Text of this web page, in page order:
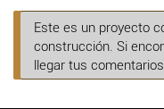
Este es un proyecto
construcción. Si
llegar tus comentarios